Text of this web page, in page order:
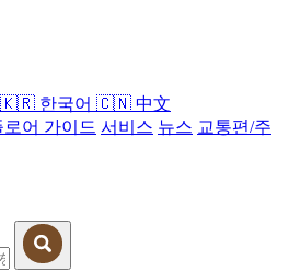
🇰🇷 한국어 🇨🇳 中文
로어 가이드 서비스 뉴스 교통편/주